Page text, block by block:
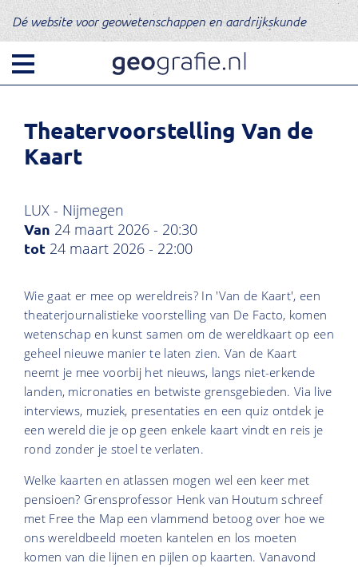
Dé website voor geowetenschappen en aardrijkskunde
Theatervoorstelling Van de
Kaart
LUX - Nijmegen
24 maart 2026 - 20:30
24 maart 2026 - 22:00
Wie gaat er mee op wereldreis? In 'Van de Kaart', een
theaterjournalistieke voorstelling van De Facto, komen
wetenschap en kunst samen om de wereldkaart op een
geheel nieuwe manier te laten zien. Van de Kaart
neemt je mee voorbij het nieuws, langs niet-erkende
landen, micronaties en betwiste grensgebieden. Via live
interviews, muziek, presentaties en een quiz ontdek je
een wereld die je op geen enkele kaart vindt en reis je
rond zonder je stoel te verlaten.
Welke kaarten en atlassen mogen wel een keer met
pensioen? Grensprofessor Henk van Houtum schreef
met Free the Map een vlammend betoog over hoe we
ons wereldbeeld moeten kantelen en los moeten
komen van die lijnen en pijlen op kaarten. Vanavond